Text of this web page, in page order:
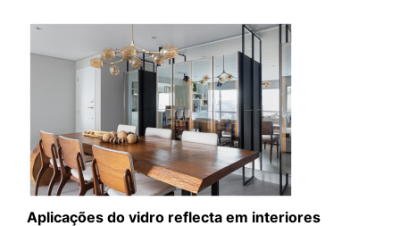
Aplicações do vidro reflecta em interiores